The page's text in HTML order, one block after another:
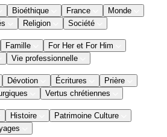
Bioéthique France
Monde
Religion Société
Famille
For Her et For Him
Vie professionnelle
Dévotion Écritures
Prière
Vertus chrétiennes
Histoire
Patrimoine Culture